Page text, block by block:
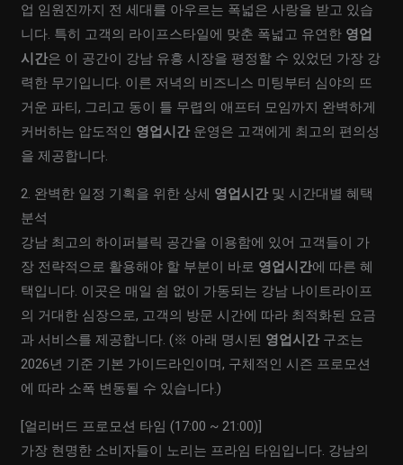
업 임원진까지 전 세대를 아우르는 폭넓은 사랑을 받고 있습
니다. 특히 고객의 라이프스타일에 맞춘 폭넓고 유연한 영업
시간은 이 공간이 강남 유흥 시장을 평정할 수 있었던 가장 강
력한 무기입니다. 이른 저녁의 비즈니스 미팅부터 심야의 뜨
거운 파티, 그리고 동이 틀 무렵의 애프터 모임까지 완벽하게
커버하는 압도적인 영업시간운영은 고객에게 최고의 편의성
을 제공합니다.
2. 완벽한 일정 기획을 위한 상세 영업시간및 시간대별 혜택
분석
강남 최고의 하이퍼블릭 공간을 이용함에 있어 고객들이 가
장 전략적으로 활용해야 할 부분이 바로 영업시간에 따른 혜
택입니다. 이곳은 매일 쉼 없이 가동되는 강남 나이트라이프
의 거대한 심장으로, 고객의 방문 시간에 따라 최적화된 요금
과 서비스를 제공합니다. (※ 아래 명시된 영업시간구조는
2026년 기준 기본 가이드라인이며, 구체적인 시즌 프로모션
에 따라 소폭 변동될 수 있습니다.)
[얼리버드 프로모션 타임 (17:00 ~ 21:00)]
가장 현명한 소비자들이 노리는 프라임 타임입니다. 강남의